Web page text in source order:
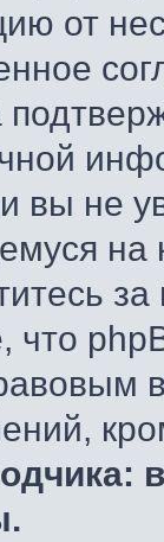
от
вы не
что